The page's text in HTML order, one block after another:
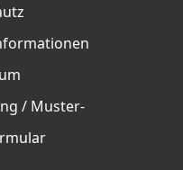
/ Muster-